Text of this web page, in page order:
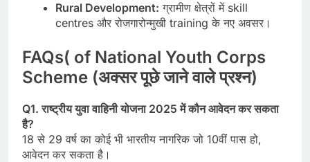
Rural Development: ग्रामीण क्षेत्रों में skill
centres और रोजगारोन्मुखी training के नए अवसर।
FAQs( of National Youth Corps
Scheme (अक्सर पूछे जाने वाले प्रश्न)
Q1. राष्ट्रीय युवा वाहिनी योजना 2025 में कौन आवेदन कर सकता
है?
18 से 29 वर्ष का कोई भी भारतीय नागरिक जो 10वीं पास हो,
आवेदन कर सकता है।